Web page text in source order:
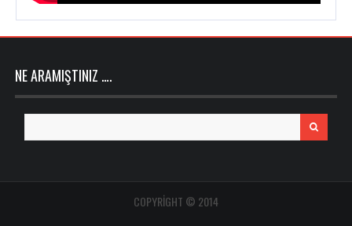
NE ARAMIŞTINIZ ….
for:
COPYRIGHT © 2014